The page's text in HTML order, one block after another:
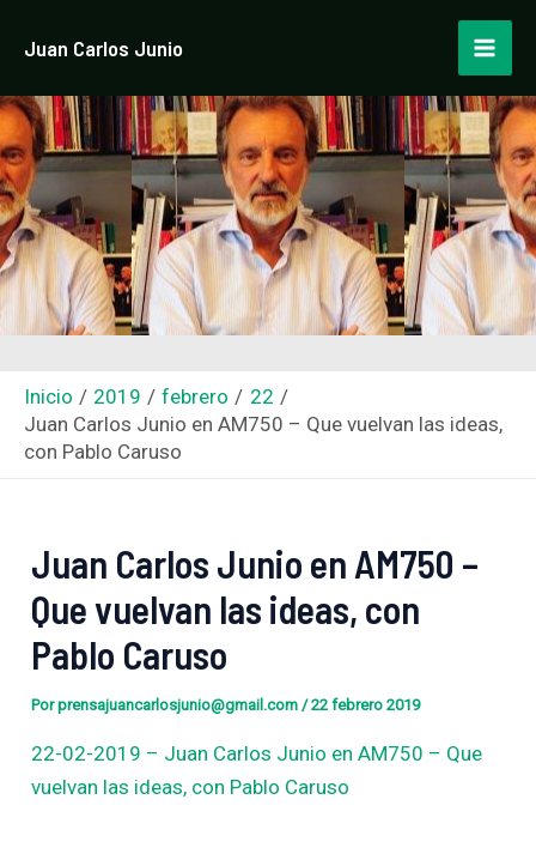
Juan Carlos Junio
Inicio 2019 febrero
22
Juan Carlos Junio ​​en AM750 – Que vuelvan las ideas,
con Pablo Caruso
Juan Carlos Junio ​​en AM750 –
Que vuelvan las ideas, con
Pablo Caruso
Porprensajuancarlosjunio@gmail.com/22 febrero 2019
22-02-2019 – Juan Carlos Junio ​​en AM750 – Que
vuelvan las ideas, con Pablo Caruso
de